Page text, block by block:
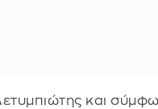
και